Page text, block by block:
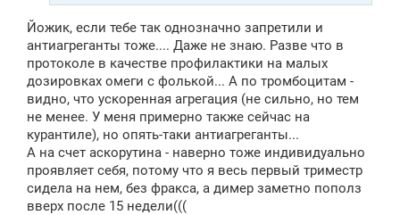
Йожик, если тебе так однозначно запретили и
антиагреганты тоже.... Даже не знаю. Разве что в
протоколе в качестве профилактики на малых
дозировках омеги с фолькой... А по тромбоцитам -
видно, что ускоренная агрегация (не сильно, но тем
не менее. У меня примерно также сейчас на
курантиле), но опять-таки антиагреганты...
А на счет аскорутина - наверно тоже индивидуально
проявляет себя, потому что я весь первый триместр
сидела на нем, без фракса, а димер заметно пополз
вверх после 15 недели(((